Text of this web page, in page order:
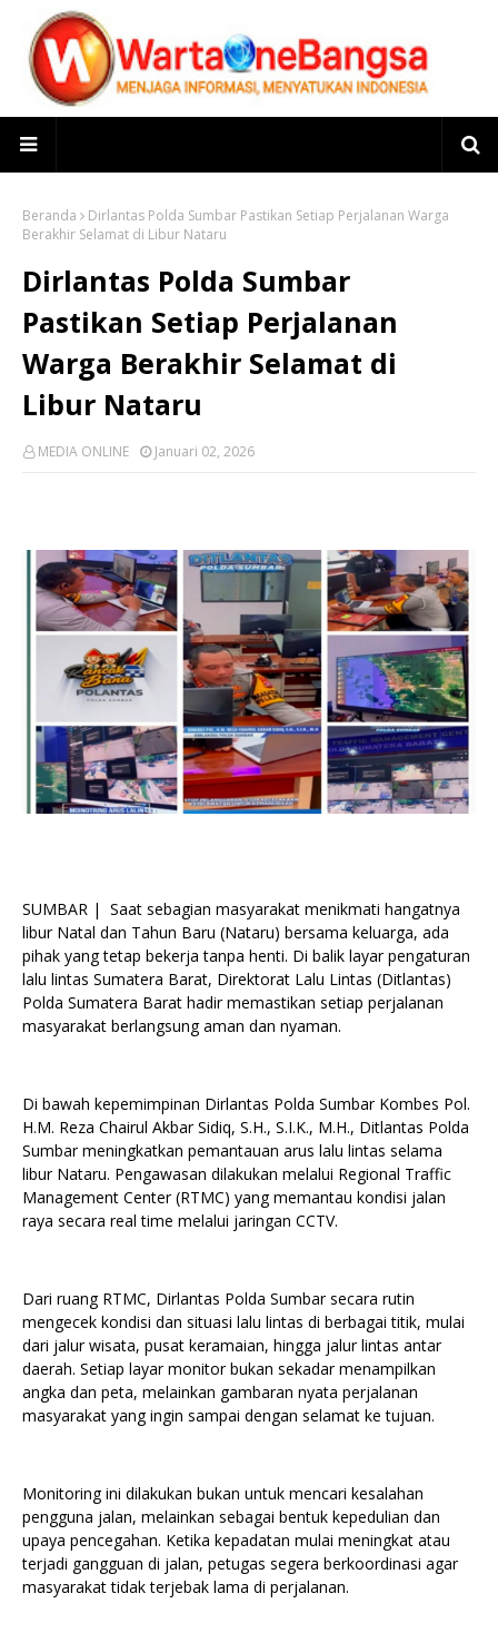
Beranda
Dirlantas Polda Sumbar Pastikan Setiap Perjalanan Warga
Berakhir Selamat di Libur Nataru
Dirlantas Polda Sumbar
Pastikan Setiap Perjalanan
Warga Berakhir Selamat di
Libur Nataru
MEDIA ONLINE Januari 02, 2026
SUMBAR | Saat sebagian masyarakat menikmati hangatnya
libur Natal dan Tahun Baru (Nataru) bersama keluarga, ada
pihak yang tetap bekerja tanpa henti. Di balik layar pengaturan
lalu lintas Sumatera Barat, Direktorat Lalu Lintas (Ditlantas)
Polda Sumatera Barat hadir memastikan setiap perjalanan
masyarakat berlangsung aman dan nyaman.
Di bawah kepemimpinan Dirlantas Polda Sumbar Kombes Pol.
H.M. Reza Chairul Akbar Sidiq, S.H., S.I.K., M.H., Ditlantas Polda
Sumbar meningkatkan pemantauan arus lalu lintas selama
libur Nataru. Pengawasan dilakukan melalui Regional Traffic
Management Center (RTMC) yang memantau kondisi jalan
raya secara real time melalui jaringan CCTV.
Dari ruang RTMC, Dirlantas Polda Sumbar secara rutin
mengecek kondisi dan situasi lalu lintas di berbagai titik, mulai
dari jalur wisata, pusat keramaian, hingga jalur lintas antar
daerah. Setiap layar monitor bukan sekadar menampilkan
angka dan peta, melainkan gambaran nyata perjalanan
masyarakat yang ingin sampai dengan selamat ke tujuan.
Monitoring ini dilakukan bukan untuk mencari kesalahan
pengguna jalan, melainkan sebagai bentuk kepedulian dan
upaya pencegahan. Ketika kepadatan mulai meningkat atau
terjadi gangguan di jalan, petugas segera berkoordinasi agar
masyarakat tidak terjebak lama di perjalanan.